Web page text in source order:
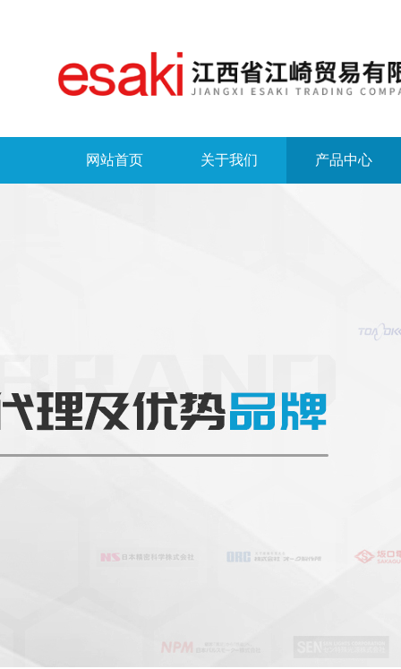
网站首页 关于我们 产品中心